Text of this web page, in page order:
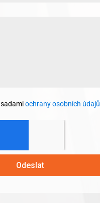
ochrany osobních údajů
Odeslat